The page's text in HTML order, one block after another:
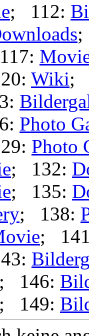
; 112:
Wiki;
Photo
Photo
; 132:
; 135:
; 138:
;
; 146:
; 149: